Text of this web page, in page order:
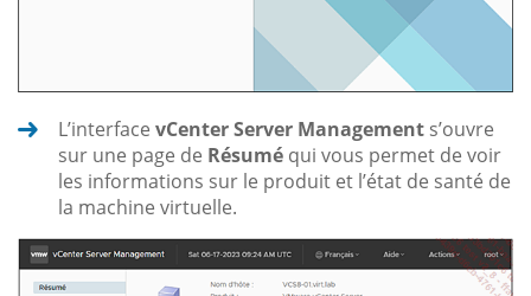
L’interface vCenter Server Management s’ouvre
sur une page de Résumé qui vous permet de voir
les informations sur le produit et l’état de santé de
la machine virtuelle.